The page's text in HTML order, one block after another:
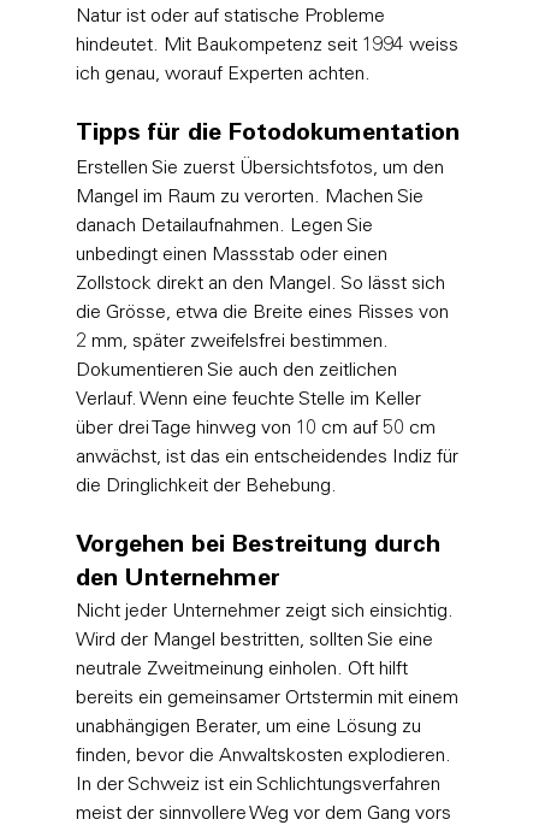
Natur ist oder auf statische Probleme
hindeutet. Mit Baukompetenz seit 1994 weiss
ich genau, worauf Experten achten.
Tipps für die Fotodokumentation
Erstellen Sie zuerst Übersichtsfotos, um den
Mangel im Raum zu verorten. Machen Sie
danach Detailaufnahmen. Legen Sie
unbedingt einen Massstab oder einen
Zollstock direkt an den Mangel. So lässt sich
die Grösse, etwa die Breite eines Risses von
2 mm, später zweifelsfrei bestimmen.
Dokumentieren Sie auch den zeitlichen
Verlauf. Wenn eine feuchte Stelle im Keller
über drei Tage hinweg von 10 cm auf 50 cm
anwächst, ist das ein entscheidendes Indiz für
die Dringlichkeit der Behebung.
Vorgehen bei Bestreitung durch
den Unternehmer
Nicht jeder Unternehmer zeigt sich einsichtig.
Wird der Mangel bestritten, sollten Sie eine
neutrale Zweitmeinung einholen. Oft hilft
bereits ein gemeinsamer Ortstermin mit einem
unabhängigen Berater, um eine Lösung zu
finden, bevor die Anwaltskosten explodieren.
In der Schweiz ist ein Schlichtungsverfahren
meist der sinnvollere Weg vor dem Gang vors